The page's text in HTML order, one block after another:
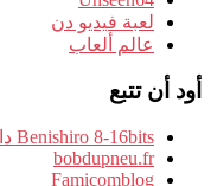
لعبة فيديو دن
عالم ألعاب
أود أن تتبع
Benishiro 8-16bits داخل
bobdupneu.fr
Famicomblog